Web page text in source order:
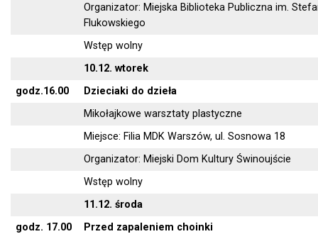
Organizator: Miejska Biblioteka Publiczna im.
Flukowskiego
Wstęp wolny
10.12. wtorek
godz.16.00
Dzieciaki do dzieła
Mikołajkowe warsztaty plastyczne
Miejsce: Filia MDK Warszów, ul. Sosnowa 18
Organizator: Miejski Dom Kultury Świnoujście
Wstęp wolny
11.12. środa
godz. 17.00
Przed zapaleniem choinki